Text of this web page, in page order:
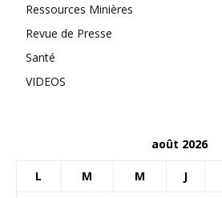
Ressources Minières
Revue de Presse
Santé
VIDEOS
août 2026
L M M J